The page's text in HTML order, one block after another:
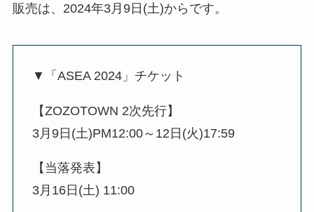
販売は、2024年3月9日(土)からです。
▼「ASEA 2024」チケット
【ZOZOTOWN 2次先行】
3月9日(土)PM12:00～12日(火)17:59
【当落発表】
3月16日(土) 11:00